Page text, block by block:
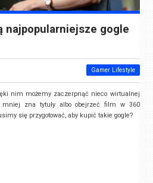
najpopularniejsze gogle
Gamer Lifestyle
nim możemy zaczerpnąć nieco wirtualnej
mniej zna tytuły albo obejrzeć film w 360
się przygotować, aby kupić takie gogle?